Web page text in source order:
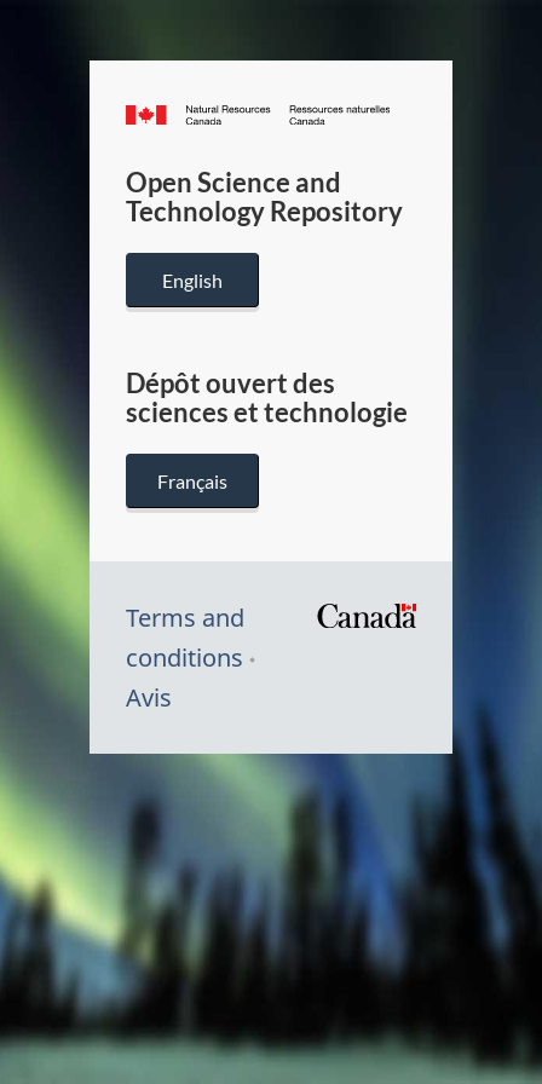
Canada.ca
/
Canada
Open Science and
Technology Repository
English
Dépôt ouvert des
sciences et technologie
Français
Terms and
conditions
Avis
Canada